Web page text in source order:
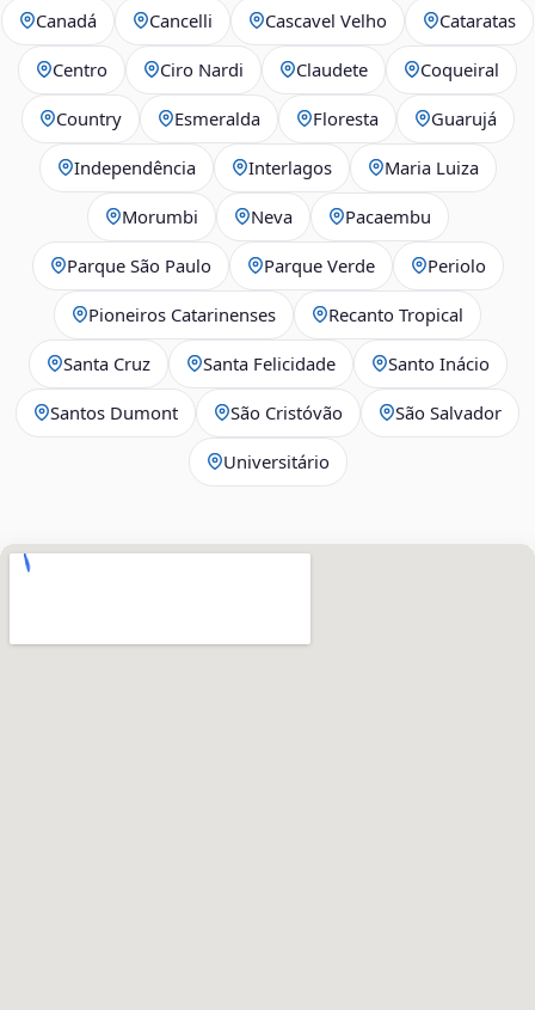
Canadá Cancelli Cascavel Velho Cataratas
Centro Ciro Nardi Claudete Coqueiral
Country Esmeralda Floresta Guarujá
Independência Interlagos Maria Luiza
Morumbi Neva Pacaembu
Parque São Paulo Parque Verde Periolo
Pioneiros Catarinenses Recanto Tropical
Santa Cruz Santa Felicidade Santo Inácio
Santos Dumont São Cristóvão São Salvador
Universitário